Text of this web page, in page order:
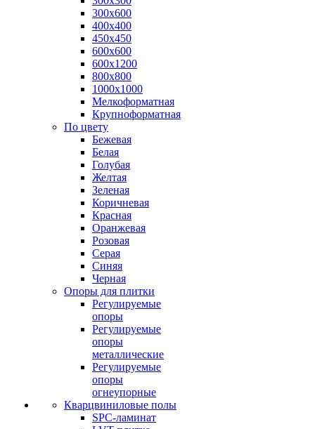
300х600
400х400
450х450
600х600
600х1200
800х800
1000х1000
Мелкоформатная
Крупноформатная
По цвету
Бежевая
Белая
Голубая
Желтая
Зеленая
Коричневая
Красная
Оранжевая
Розовая
Серая
Синяя
Черная
Опоры для плитки
Регулируемые
опоры
Регулируемые
опоры
металлические
Регулируемые
опоры
огнеупорные
Кварцвиниловые полы
SPC-ламинат